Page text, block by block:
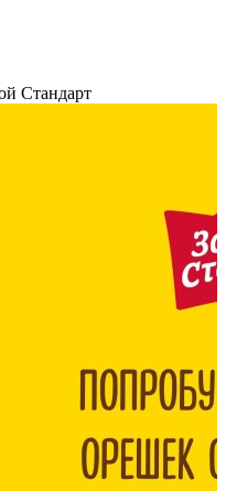
Стандарт